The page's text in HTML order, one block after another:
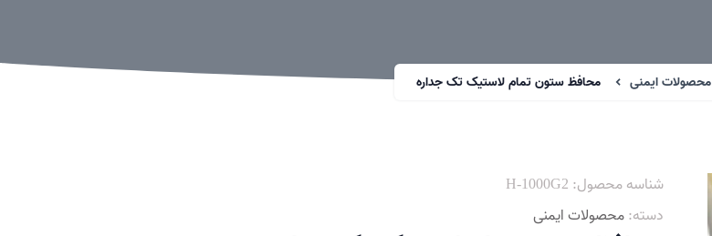
محصولات ایمنی محافظ ستون تمام لاستیک تک جداره
شناسه محصول: H-1000G2
دسته:محصولات ایمنی